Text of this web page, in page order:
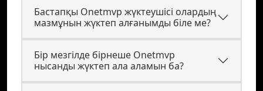
Бастапқы Onetmvp жүктеушісі олардың
мазмұнын жүктеп алғанымды біле ме?
Бір мезгілде бірнеше Onetmvp
нысанды жүктеп ала аламын ба?